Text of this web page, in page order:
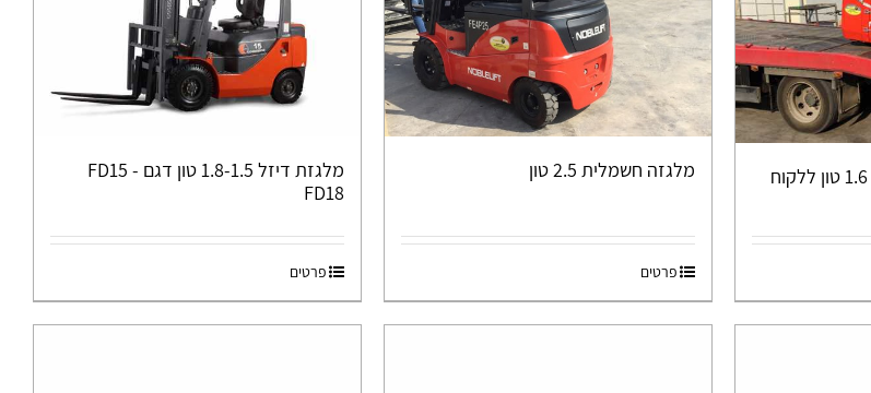
מלגזה חשמלית 2.5 טון
פרטים
מלגזת דיזל 1.8-1.5 טון דגם FD15 -
FD18
פרטים